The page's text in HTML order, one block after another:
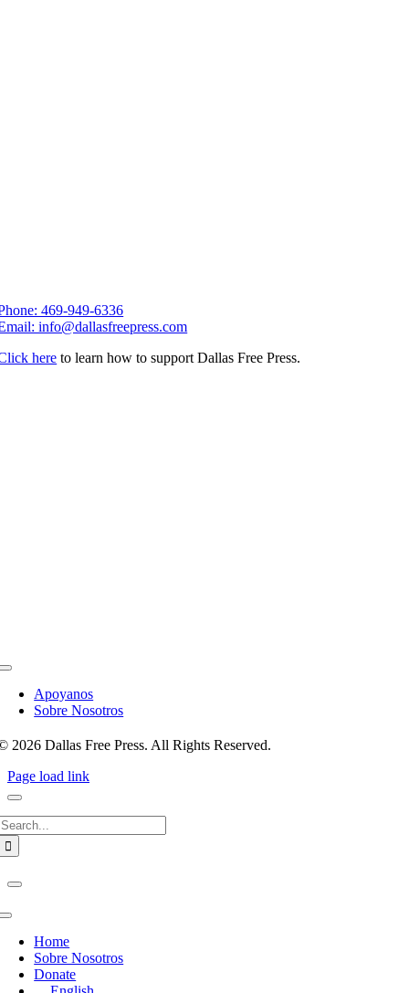
469-949-6336
info@dallasfreepress.com
here to learn how to support Dallas Free Press.
Toggle
NavigationApoyanos
Sobre Nosotros
2026 Dallas Free Press. All Rights Reserved.
Page load link
Toggle
NavigationHome
Sobre Nosotros
Donate